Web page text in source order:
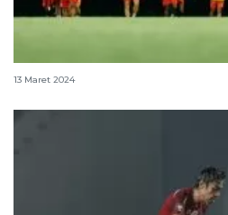
Bali United jalani latihan
13 Maret 2024